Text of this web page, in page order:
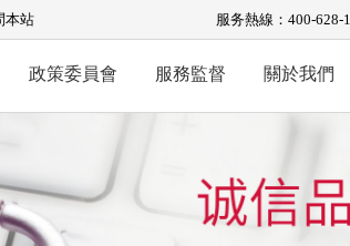
本站 服务熱線：400-628-
政策委員會 服務監督 關於我們